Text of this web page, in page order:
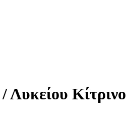
Λυκείου Κίτρινο